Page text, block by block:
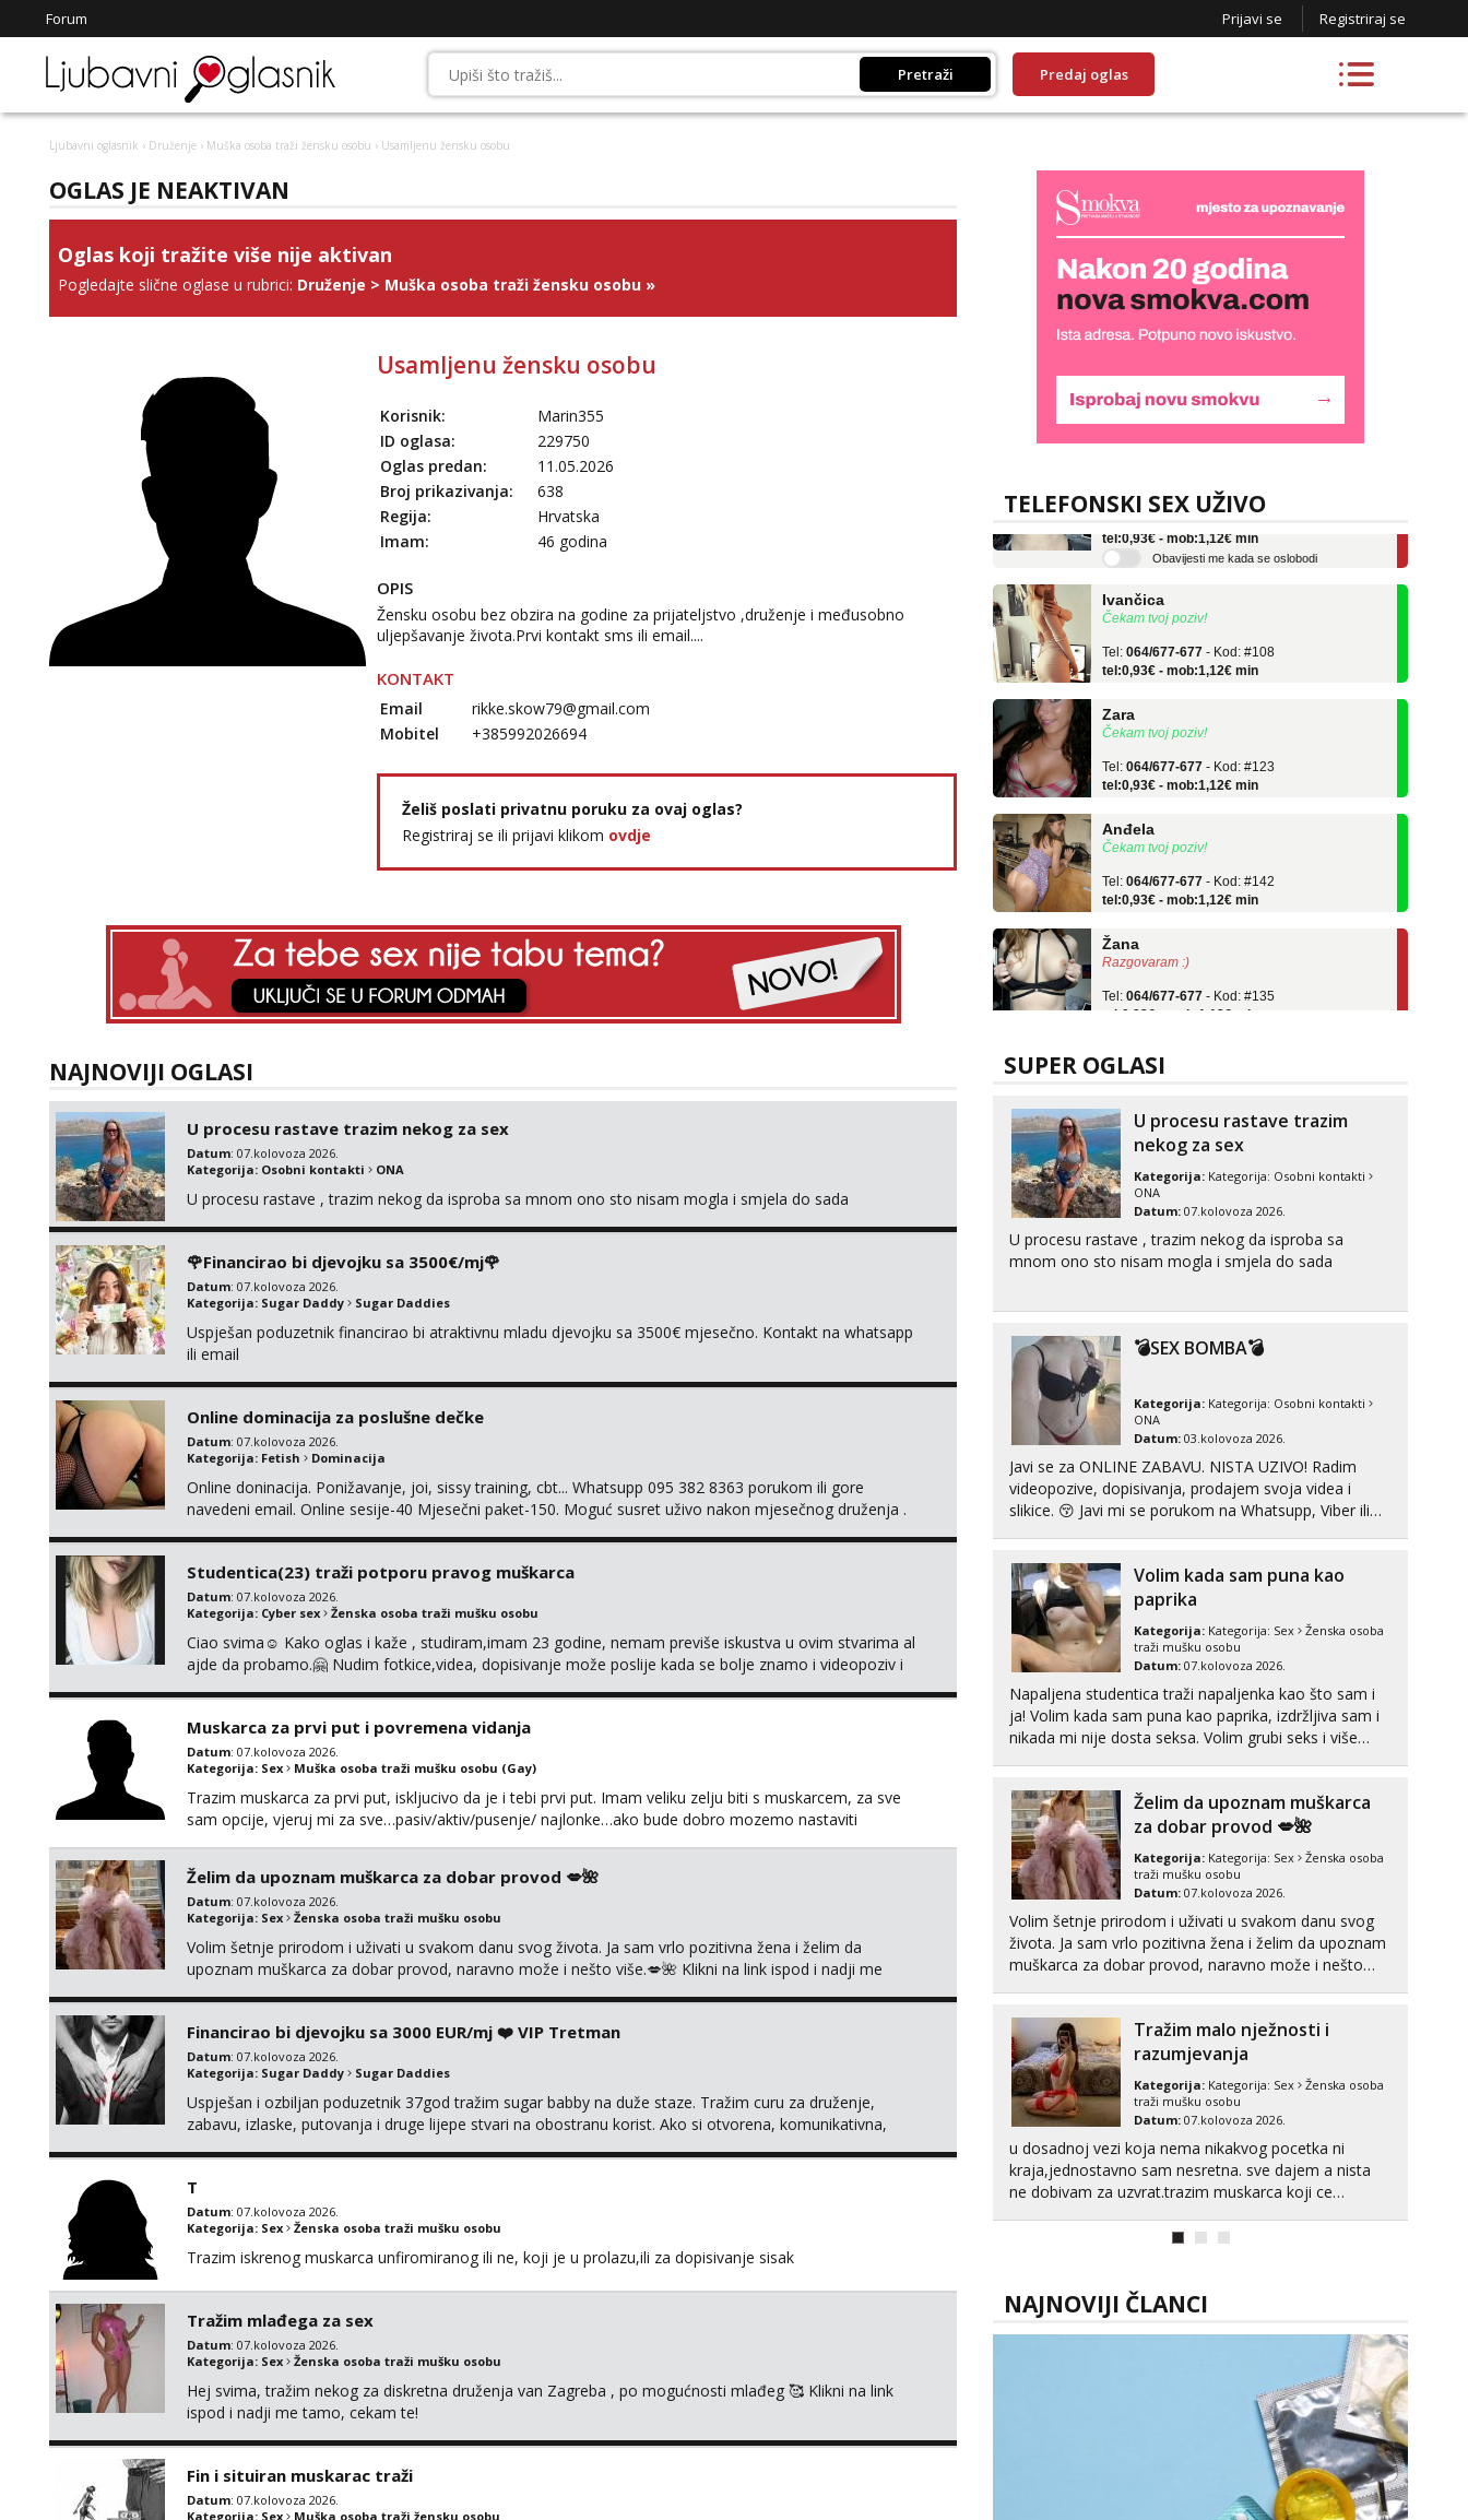
Forum Prijavi se Registriraj se
Pretraži Predaj oglas
Ljubavni oglasnik › Druženje › Muška osoba traži žensku osobu › Usamljenu žensku osobu
OGLAS JE NEAKTIVAN
Oglas koji tražite više nije aktivan
Pogledajte slične oglase u rubrici: Druženje > Muška osoba traži žensku osobu »
Usamljenu žensku osobu
Korisnik:
Marin355
ID oglasa:
229750
Oglas predan:
11.05.2026
Broj prikazivanja:
638
Regija:
Hrvatska
Imam:
46 godina
OPIS
Žensku osobu bez obzira na godine za prijateljstvo ,druženje i međusobno
uljepšavanje života.Prvi kontakt sms ili email....
KONTAKT
Email
rikke.skow79@gmail.com
Mobitel
+385992026694
Želiš poslati privatnu poruku za ovaj oglas?
Registriraj se ili prijavi klikom ovdje
NAJNOVIJI OGLASI
U procesu rastave trazim nekog za sex
Datum: 07.kolovoza 2026.
Kategorija: Osobni kontakti ONA
U procesu rastave , trazim nekog da isproba sa mnom ono sto nisam mogla i smjela do sada
🌹Financirao bi djevojku sa 3500€/mj🌹
Datum: 07.kolovoza 2026.
Kategorija: Sugar Daddy Sugar Daddies
Uspješan poduzetnik financirao bi atraktivnu mladu djevojku sa 3500€ mjesečno. Kontakt na whatsapp
ili email
Online dominacija za poslušne dečke
Datum: 07.kolovoza 2026.
Kategorija: Fetish Dominacija
Online doninacija. Ponižavanje, joi, sissy training, cbt... Whatsupp 095 382 8363 porukom ili gore
navedeni email. Online sesije-40 Mjesečni paket-150. Moguć susret uživo nakon mjesečnog druženja .
Studentica(23) traži potporu pravog muškarca
Datum: 07.kolovoza 2026.
Kategorija: Cyber sex Ženska osoba traži mušku osobu
Ciao svima☺️ Kako oglas i kaže , studiram,imam 23 godine, nemam previše iskustva u ovim stvarima al
ajde da probamo.🤗 Nudim fotkice,videa, dopisivanje može poslije kada se bolje znamo i videopoziv i
Muskarca za prvi put i povremena vidanja
Datum: 07.kolovoza 2026.
Kategorija: Sex Muška osoba traži mušku osobu (Gay)
Trazim muskarca za prvi put, iskljucivo da je i tebi prvi put. Imam veliku zelju biti s muskarcem, za sve
sam opcije, vjeruj mi za sve…pasiv/aktiv/pusenje/ najlonke…ako bude dobro mozemo nastaviti
110kg. Ozenjen, uz dogovor o lokaciji i vremenu ja rjesavam apartman/hotel. Odgovara mi cijela
kontinentalna...
Želim da upoznam muškarca za dobar provod 💋🌺
Datum: 07.kolovoza 2026.
Kategorija: Sex Ženska osoba traži mušku osobu
Volim šetnje prirodom i uživati u svakom danu svog života. Ja sam vrlo pozitivna žena i želim da
upoznam muškarca za dobar provod, naravno može i nešto više.💋🌺 Klikni na link ispod i nadji me
Financirao bi djevojku sa 3000 EUR/mj ❤️ VIP Tretman
Datum: 07.kolovoza 2026.
Kategorija: Sugar Daddy Sugar Daddies
Uspješan i ozbiljan poduzetnik 37god tražim sugar babby na duže staze. Tražim curu za druženje,
zabavu, izlaske, putovanja i druge lijepe stvari na obostranu korist. Ako si otvorena, komunikativna,
T
Datum: 07.kolovoza 2026.
Kategorija: Sex Ženska osoba traži mušku osobu
Trazim iskrenog muskarca unfiromiranog ili ne, koji je u prolazu,ili za dopisivanje sisak
Tražim mlađega za sex
Datum: 07.kolovoza 2026.
Kategorija: Sex Ženska osoba traži mušku osobu
Hej svima, tražim nekog za diskretna druženja van Zagreba , po mogućnosti mlađeg 🥰 Klikni na link
ispod i nadji me tamo, cekam te!
Fin i situiran muskarac traži
Datum: 07.kolovoza 2026.
Kategorija: Sex Muška osoba traži žensku osobu
TELEFONSKI SEX UŽIVO
Žana
Tel:064/677-677 - Kod: #135
tel:0,93€ - mob:1,12€ min
Obavijesti me kada se oslobodi
Čekam tvoj poziv!
tel:0,93€ - mob:1,12€ min
Čekam tvoj poziv!
tel:0,93€ - mob:1,12€ min
Čekam tvoj poziv!
tel:0,93€ - mob:1,12€ min
Razgovaram :)
tel:0,93€ - mob:1,12€ min
Obavijesti me kada se oslobodi
Ivančica
Čekam tvoj poziv!
Tel:
tel:0,93€ - mob:1,12€ min
Zara
Čekam tvoj poziv!
Tel:
tel:0,93€ - mob:1,12€ min
Tel: 064/677-677
- Kod: #142
tel:0,93€ - mob:1,12€ min
SUPER OGLASI
U procesu rastave trazim
nekog za sex
Kategorija: Kategorija: Osobni kontakti
ONA
Datum: 07.kolovoza 2026.
U procesu rastave , trazim nekog da isproba sa
mnom ono sto nisam mogla i smjela do sada
💣SEX BOMBA💣
Kategorija: Kategorija: Osobni kontakti
ONA
Datum: 03.kolovoza 2026.
Javi se za ONLINE ZABAVU. NISTA UZIVO! Radim
videopozive, dopisivanja, prodajem svoja videa i
slikice. 😚 Javi mi se porukom na Whatsupp, Viber ili
Volim kada sam puna kao
paprika
Kategorija: Kategorija: Sex
Ženska osoba
traži mušku osobu
Datum: 07.kolovoza 2026.
Napaljena studentica traži napaljenka kao što sam i
ja! Volim kada sam puna kao paprika, izdržljiva sam i
nikada mi nije dosta seksa. Volim grubi seks i više
cekam te!
Želim da upoznam muškarca
za dobar provod 💋🌺
Kategorija: Kategorija: Sex
Ženska osoba
traži mušku osobu
Datum: 07.kolovoza 2026.
Volim šetnje prirodom i uživati u svakom danu svog
života. Ja sam vrlo pozitivna žena i želim da upoznam
muškarca za dobar provod, naravno može i nešto
Tražim malo nježnosti i
razumjevanja
Kategorija: Kategorija: Sex
Ženska osoba
traži mušku osobu
Datum: 07.kolovoza 2026.
u dosadnoj vezi koja nema nikakvog pocetka ni
kraja,jednostavno sam nesretna. sve dajem a nista
ne dobivam za uzvrat.trazim muskarca koji ce
njeznosti i razumjevanja. volim njezan seks i njezne
NAJNOVIJI ČLANCI